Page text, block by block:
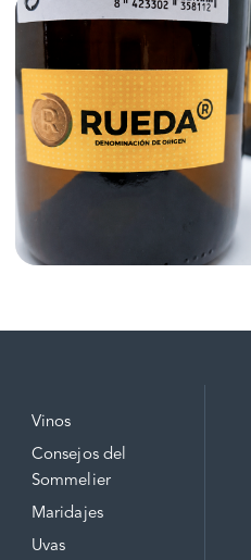
Vinos
Consejos del
Sommelier
Maridajes
Uvas